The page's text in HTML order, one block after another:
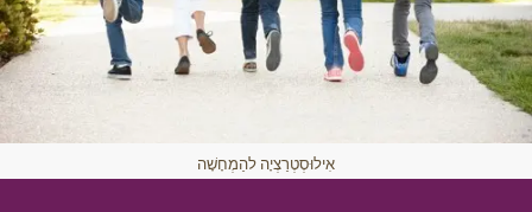
אִילוּסְטְרַצְיָה להַמְחָשָׁה